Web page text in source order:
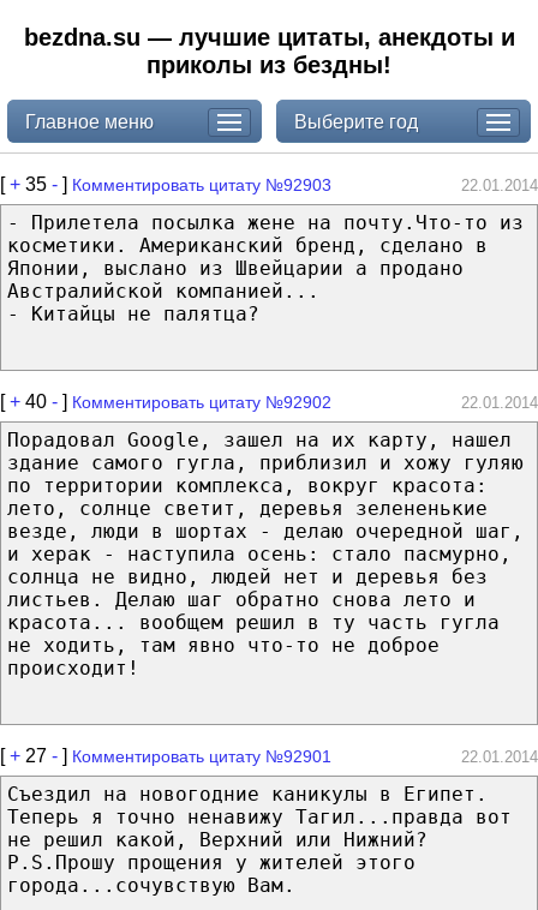
bezdna.su — лучшие цитаты, анекдоты и
приколы из бездны!
Главное меню Выберите год
[+ 35 - ] Комментировать цитату №92903 22.01.2014
- Прилетела посылка жене на почту.Что-то из
косметики. Американский бренд, сделано в
Японии, выслано из Швейцарии а продано
Австралийской компанией...
- Китайцы не палятца?
[+ 40 - ] Комментировать цитату №92902 22.01.2014
Порадовал Google, зашел на их карту, нашел
здание самого гугла, приблизил и хожу гуляю
по территории комплекса, вокруг красота:
лето, солнце светит, деревья зелененькие
везде, люди в шортах - делаю очередной шаг,
и херак - наступила осень: стало пасмурно,
солнца не видно, людей нет и деревья без
листьев. Делаю шаг обратно снова лето и
красота... вообщем решил в ту часть гугла
не ходить, там явно что-то не доброе
происходит!
[+ 27 - ] Комментировать цитату №92901 22.01.2014
Съездил на новогодние каникулы в Египет.
Теперь я точно ненавижу Тагил...правда вот
не решил какой, Верхний или Нижний?
P.S.Прошу прощения у жителей этого
города...сочувствую Вам.